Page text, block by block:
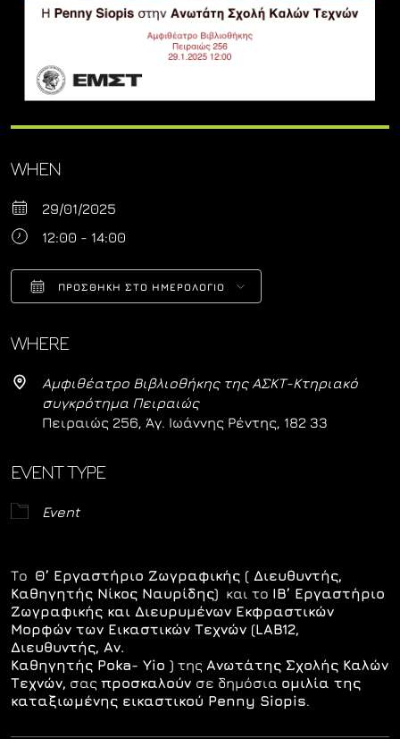
WHEN
29/01/2025
12:00 - 14:00
ΠΡΟΣΘΉΚΗ ΣΤΟ ΗΜΕΡΟΛΌΓΙΟ
WHERE
Αμφιθέατρο Βιβλιοθήκης της ΑΣΚΤ-Κτηριακό
συγκρότημα Πειραιώς
Πειραιώς 256, Άγ. Ιωάννης Ρέντης, 182 33
EVENT TYPE
Event
Το Θ’ Εργαστήριο Ζωγραφικής ( Διευθυντής,
Καθηγητής Νίκος Ναυρίδης) και το ΙΒ’ Εργαστήριο
Ζωγραφικής και Διευρυμένων Εκφραστικών
Μορφών των Εικαστικών Τεχνών (LAB12,
Διευθυντής, Αν.
Καθηγητής Poka- Yio ) της Ανωτάτης Σχολής Καλών
Τεχνών, σας προσκαλούν σε δημόσια ομιλία της
καταξιωμένης εικαστικού Penny Siopis.